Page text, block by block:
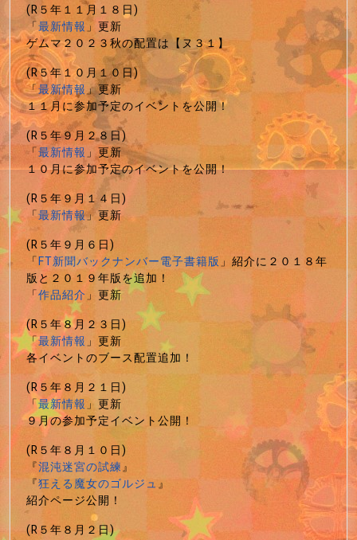
(R５年１１月１８日)
「最新情報」更新
ゲムマ２０２３秋の配置は【ヌ３１】
(R５年１０月１０日)
「最新情報」更新
１１月に参加予定のイベントを公開！
(R５年９月２８日)
「最新情報」更新
１０月に参加予定のイベントを公開！
(R５年９月１４日)
「最新情報」更新
(R５年９月６日)
「FT新聞バックナンバー電子書籍版」紹介に２０１８年
版と２０１９年版を追加！
「作品紹介」更新
(R５年８月２３日)
「最新情報」更新
各イベントのブース配置追加！
(R５年８月２１日)
「最新情報」更新
９月の参加予定イベント公開！
(R５年８月１０日)
『混沌迷宮の試練』
『狂える魔女のゴルジュ』
紹介ページ公開！
(R５年８月２日)